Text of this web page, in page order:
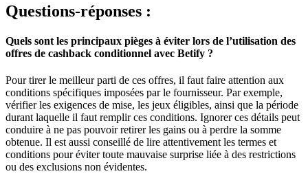
Questions-réponses :
Quels sont les principaux pièges à éviter lors de l’utilisation des
offres de cashback conditionnel avec Betify ?
Pour tirer le meilleur parti de ces offres, il faut faire attention aux
conditions spécifiques imposées par le fournisseur. Par exemple,
vérifier les exigences de mise, les jeux éligibles, ainsi que la période
durant laquelle il faut remplir ces conditions. Ignorer ces détails peut
conduire à ne pas pouvoir retirer les gains ou à perdre la somme
obtenue. Il est aussi conseillé de lire attentivement les termes et
conditions pour éviter toute mauvaise surprise liée à des restrictions
ou des exclusions non évidentes.